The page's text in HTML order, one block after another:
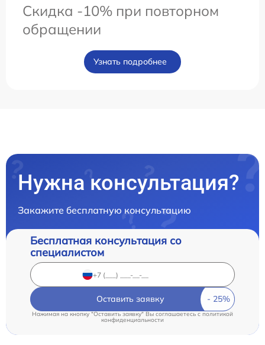
Скидка -10% при повторном
обращении
Узнать подробнее
Нужна консультация?
Закажите бесплатную консультацию
Бесплатная консультация со
специалистом
Оставить заявку
Нажимая на кнопку "Оставить заявку" Вы соглашаетесь cполитикой
конфиденциальности